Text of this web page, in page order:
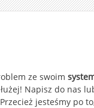
ze swoim
Napisz do nas
jesteśmy po